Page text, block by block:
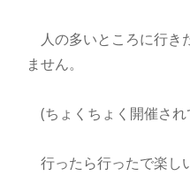
人の多いところに行き
ません。
(ちょくちょく開催され
行ったら行ったで楽し